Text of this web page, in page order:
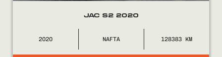
JAC S2 2020
2020 NAFTA 128383